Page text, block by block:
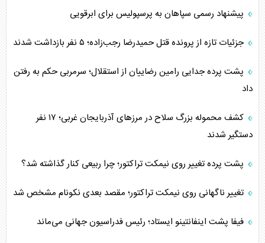
پیشنهاد رسمی سپاهان به پرسپولیس برای ابرقویی
جزئیات تازه از پرونده قتل حمیدرضا رجب‌زاده؛ ۵ نفر بازداشت شدند
پشت پرده جدایی رامین رضاییان از استقلال؛ سرمربی حکم به رفتن
داد
کشف محموله بزرگ سلاح در مرزهای آذربایجان غربی؛ ۱۷ نفر
دستگیر شدند
پشت پرده تغییر روی نیمکت تراکتور؛ چرا ربیعی کنار گذاشته شد؟
تغییر ناگهانی روی نیمکت تراکتور؛ مقصد بعدی نکونام مشخص شد
فیفا پشت اینفانتینو ایستاد؛ رئیس فدراسیون جهانی می‌ماند